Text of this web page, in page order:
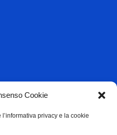
Cookie
privacy e la cookie